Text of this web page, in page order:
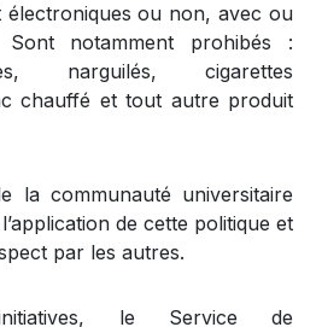
électroniques ou non, avec ou
Sont notamment prohibés :
narguilés, cigarettes
chauffé et tout autre produit
la communauté universitaire
de cette politique et
par les autres.
le Service de